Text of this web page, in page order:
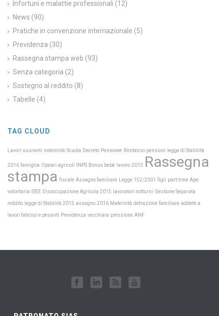
Infortuni e malattie professionali (12)
News (90)
Pratiche in convenzione internazionale (5)
Previdenza (30)
Rassegna stampa web (93)
Senza categoria (2)
Sostegno al reddito (8)
Tabelle (4)
TAG CLOUD
Lavori usuranti indennità Scuola Decreto Pensione Rimborso pensioni legge di Stabilità
2016 famiglia Opeari agricoli INPS Bonus bebè lavoro 2015 Rassegna
stampa fiscale Assegno familiare Legge 152/2001 figli part-time Ape
volontaria ISEE Disoccupazione Agricola 2015 lavoratori notturni Gestione Separata
reddito legge di Stabilità 2015 assegno 2016 Maternità detrazione familiare addetti a
lavori faticosi e pesanti Previdenza vecchiaia pressione ANF